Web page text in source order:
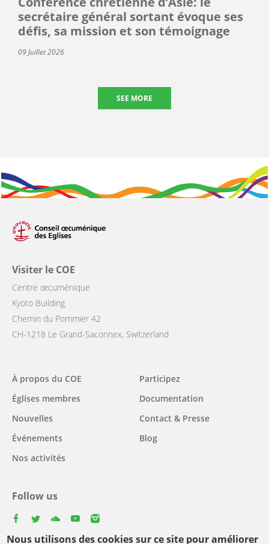
Nous utilisons des cookies sur ce site pour améliorer
secrétaire général sortant évoque ses
défis, sa mission et son témoignage
09 Juillet 2026
SEE MORE
Visiter le COE
Centre œcuménique
Kyoto Building
Chemin du Pommier 42
CH-1218 Le Grand-Saconnex, Switzerland
Main
navigation
À propos du COE
Églises membres
Nouvelles
Événements
Nos activités
Participez
Documentation
Contact & Presse
Blog
Follow us